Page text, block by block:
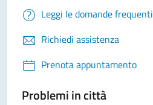
Leggi le domande frequenti
Richiedi assistenza
Prenota appuntamento
Problemi in città